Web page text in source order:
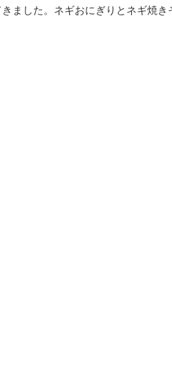
ました。ネギおにぎりとネギ焼き